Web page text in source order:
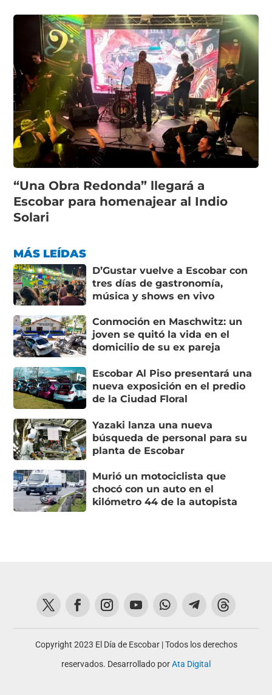
“Una Obra Redonda” llegará a
Escobar para homenajear al Indio
Solari
MÁS LEÍDAS
D’Gustar vuelve a Escobar con
tres días de gastronomía,
música y shows en vivo
Conmoción en Maschwitz: un
joven se quitó la vida en el
domicilio de su ex pareja
Escobar Al Piso presentará una
nueva exposición en el predio
de la Ciudad Floral
Yazaki lanza una nueva
búsqueda de personal para su
planta de Escobar
Murió un motociclista que
chocó con un auto en el
kilómetro 44 de la autopista
Copyright 2023 El Día de Escobar | Todos los derechos
reservados. Desarrollado porAta Digital